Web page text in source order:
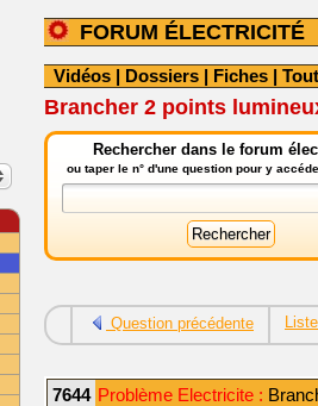
FORUM ÉLECTRICITÉ
Vidéos | Dossiers | Fiches |
Brancher 2 points
Rechercher dans le forum
ou taper le n° d'une question pour y
Question précédente
7644 Problème Electricite :